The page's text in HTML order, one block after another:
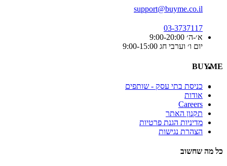
support@buyme.co.il
03-3737117
א׳-ה׳ 9:00-20:00
יום ו׳ וערבי חג 9:00-15:00
BUYME
כניסת בתי עסק - שותפים
אודות
Careers
תקנון האתר
מדיניות הגנת פרטיות
הצהרת נגישות
כל מה שחשוב